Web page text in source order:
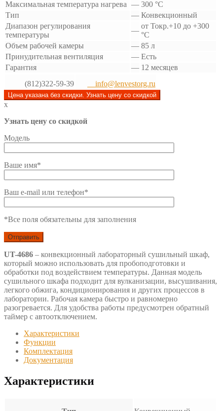
Максимальная температура нагрева — 300 °С
Тип
— Конвекционный
Диапазон регулирования
температуры
—
от Токр.+10 до +300
°С
Объем рабочей камеры
— 85 л
Принудительная вентиляция
— Есть
Гарантия
— 12 месяцев
(812)322-59-39
info@lenvestorg.ru
Цена указана без скидки. Узнать цену со скидкой
x
Узнать цену со скидкой
Модель
Ваше имя*
Ваш e-mail или телефон*
*Все поля обязательны для заполнения
UT-4686 – конвекционный лабораторный сушильный шкаф,
который можно использовать для пробоподготовки и
обработки под воздействием температуры. Данная модель
сушильного шкафа подходит для вулканизации, высушивания,
легкого обжига, кондиционирования и других процессов в
лаборатории. Рабочая камера быстро и равномерно
разогревается. Для удобства работы предусмотрен обратный
таймер с автоотключением.
Характеристики
Функции
Комплектация
Документация
Характеристики